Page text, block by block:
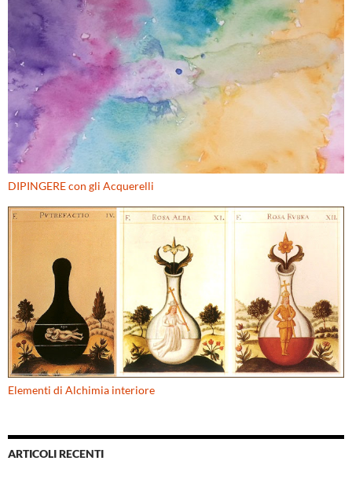
DIPINGERE con gli Acquerelli
Elementi di Alchimia interiore
ARTICOLI RECENTI